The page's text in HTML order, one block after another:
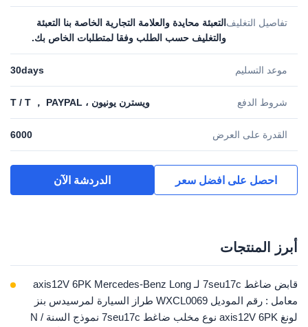
تفاصيل التغليف التعبئة محايدة والعلامة التجارية الخاصة بنا التعبئة
والتغليف حسب الطلب وفقا لمتطلبات الخاص بك.
موعد التسليم 30days
شروط الدفع ويسترن يونيون ، T / T ， PAYPAL
القدرة على العرض 6000
احصل على افضل سعر الدردشة الآن
أبرز المنتجات
قابض ضاغط 7seu17c لـ axis12V 6PK Mercedes-Benz Long
معامل : رقم الموديل WXCL0069 طراز السيارة لمرسيدس بنز
لونغ axis12V 6PK نوع مخلب ضاغط 7seu17c نموذج السنة N /